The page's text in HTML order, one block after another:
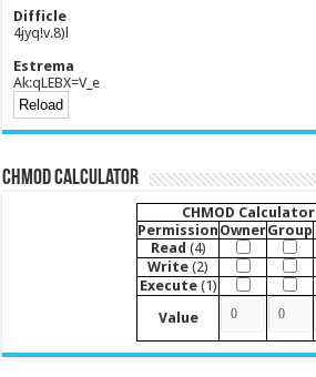
Difficle
4jyq!v.8)l
Estrema
Ak:qLEBX=V_e
CHMOD Calculator
CHMOD Calculator
Permission OwnerGroup
Read (4)
Write (2)
Execute(1)
Value